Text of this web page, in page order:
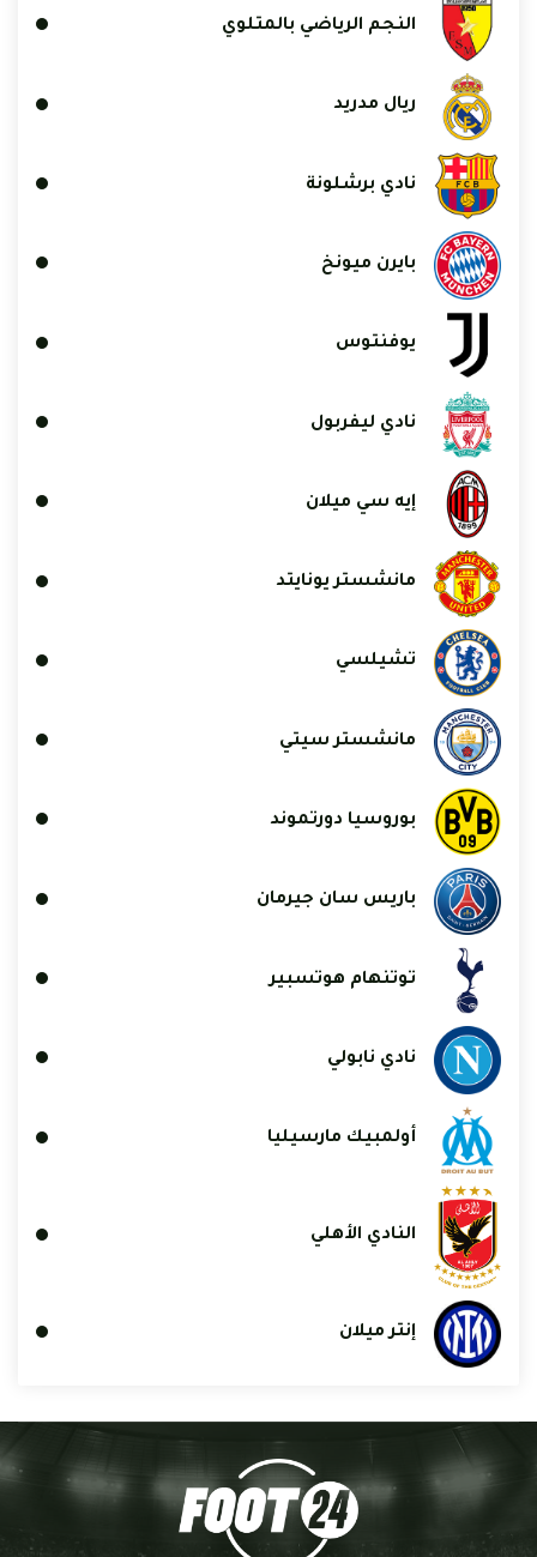
النجم الرياضي بالمتلوي
ريال مدريد
نادي برشلونة
بايرن ميونخ
يوفنتوس
نادي ليفربول
إيه سي ميلان
مانشستر يونايتد
تشيلسي
مانشستر سيتي
بوروسيا دورتموند
باريس سان جيرمان
توتنهام هوتسبير
نادي نابولي
أولمبيك مارسيليا
النادي الأهلي
إنتر ميلان